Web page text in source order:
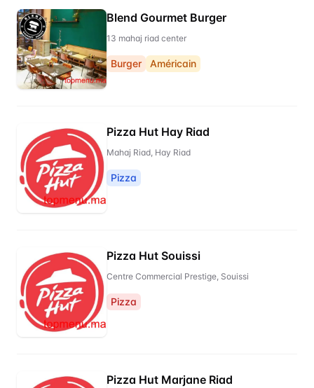
Blend Gourmet Burger
13 mahaj riad center
Burger Américain
Pizza Hut Hay Riad
Mahaj Riad, Hay Riad
Pizza
Pizza Hut Souissi
Centre Commercial Prestige, Souissi
Pizza
Pizza Hut Marjane Riad